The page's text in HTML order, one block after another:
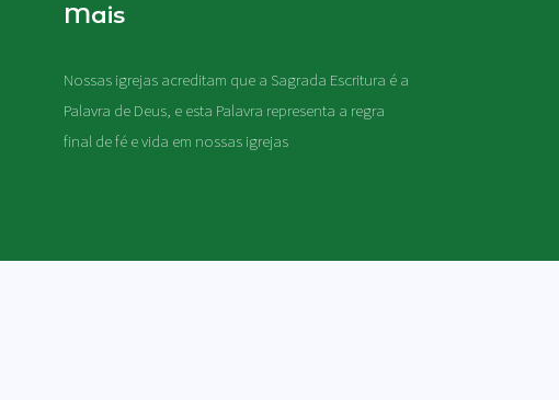
Mais
Nossas igrejas acreditam que a Sagrada Escritura é a
Palavra de Deus, e esta Palavra representa a regra
final de fé e vida em nossas igrejas